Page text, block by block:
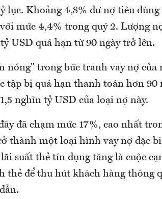
lục. Khoảng 4,8% dư nợ tiêu
mức 4,4% trong quý 2. Lượng
USD quá hạn từ 90 ngày trở lên.
nóng" trong bức tranh vay nợ của
tập bị quá hạn thanh toán hơn 90
nghìn tỷ USD của loại nợ này.
đã chạm mức 17%, cao nhất
thành một loại hình vay nợ đặc
suất thẻ tín dụng tăng là cuộc
thẻ để thu hút khách hàng thông